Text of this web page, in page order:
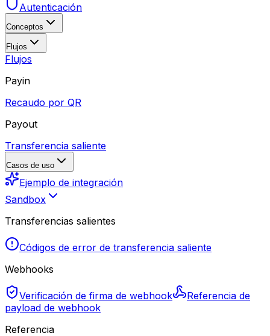
Autenticación
Conceptos
Flujos
Flujos
Payin
Recaudo por QR
Payout
Transferencia saliente
Casos de uso
Ejemplo de integración
Sandbox
Transferencias salientes
Códigos de error de transferencia saliente
Webhooks
Verificación de firma de webhook
Referencia de
payload de webhook
Referencia